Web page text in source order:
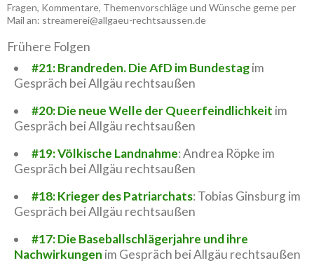
Fragen, Kommentare, Themenvorschläge und Wünsche gerne per
Mail an: streamerei@allgaeu-rechtsaussen.de
Frühere Folgen
#21: Brandreden. Die AfD im Bundestagim
Gespräch bei Allgäu rechtsaußen
#20: Die neue Welle der Queerfeindlichkeit im
Gespräch bei Allgäu rechtsaußen
#19: Völkische Landnahme: Andrea Röpke im
Gespräch bei Allgäu rechtsaußen
#18: Krieger des Patriarchats: Tobias Ginsburg im
Gespräch bei Allgäu rechtsaußen
#17: Die Baseballschlägerjahre und ihre
Nachwirkungen im Gespräch bei Allgäu rechtsaußen